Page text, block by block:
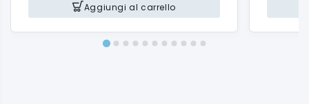
Aggiungi al carrello